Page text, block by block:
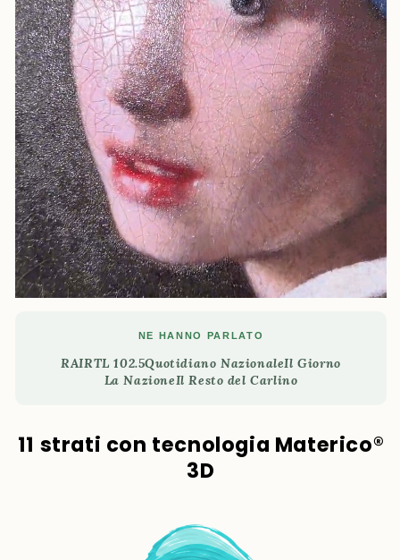
NE HANNO PARLATO
RAIRTL 102.5Quotidiano NazionaleIl Giorno
La NazioneIl Resto del Carlino
11 strati con tecnologia Materico®
3D